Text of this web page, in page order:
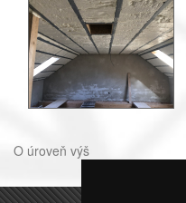
O úroveň výš